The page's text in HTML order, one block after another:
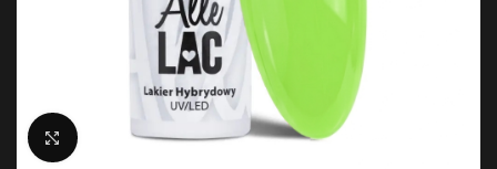
Clic para ampliar